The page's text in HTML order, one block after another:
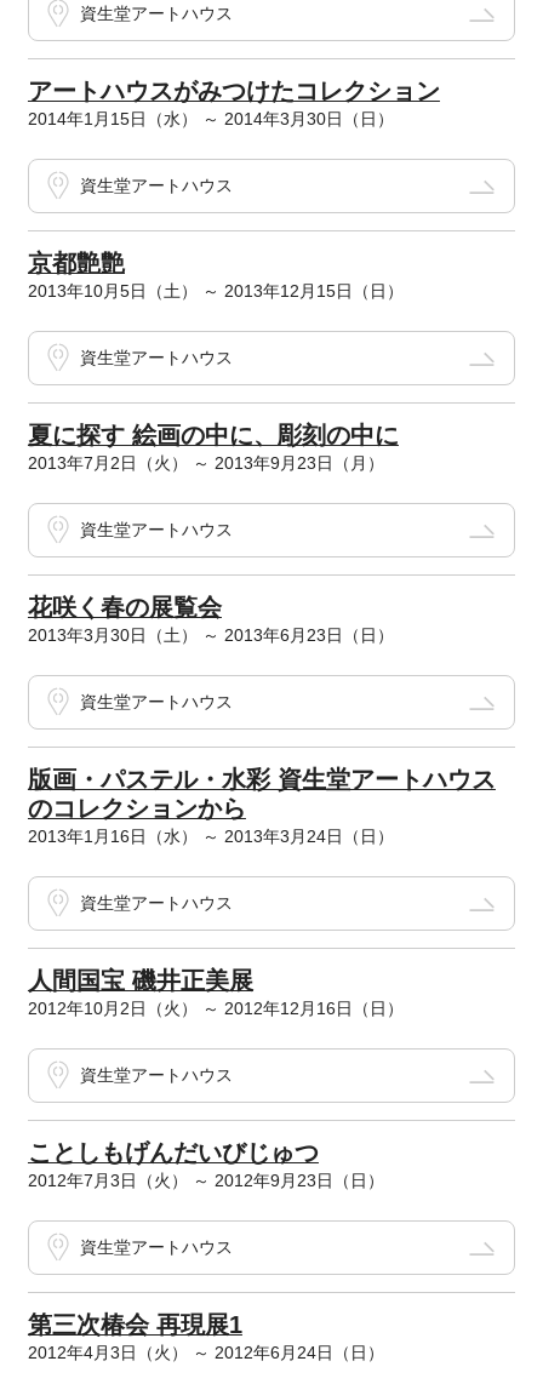
資生堂アートハウス
アートハウスがみつけたコレクション
2014年1月15日（水） ～ 2014年3月30日（日）
資生堂アートハウス
京都艶艶
2013年10月5日（土） ～ 2013年12月15日（日）
資生堂アートハウス
夏に探す 絵画の中に、彫刻の中に
2013年7月2日（火） ～ 2013年9月23日（月）
資生堂アートハウス
花咲く春の展覧会
2013年3月30日（土） ～ 2013年6月23日（日）
資生堂アートハウス
版画・パステル・水彩 資生堂アートハウス
のコレクションから
2013年1月16日（水） ～ 2013年3月24日（日）
資生堂アートハウス
人間国宝 磯井正美展
2012年10月2日（火） ～ 2012年12月16日（日）
資生堂アートハウス
ことしもげんだいびじゅつ
2012年7月3日（火） ～ 2012年9月23日（日）
資生堂アートハウス
第三次椿会 再現展1
2012年4月3日（火） ～ 2012年6月24日（日）